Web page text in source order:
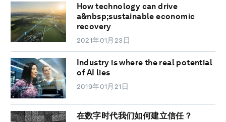
How technology can drive
a&nbsp;sustainable economic
recovery
2021年01月23日
Industry is where the real potential
of AI lies
2019年01月21日
在数字时代我们如何建立信任？